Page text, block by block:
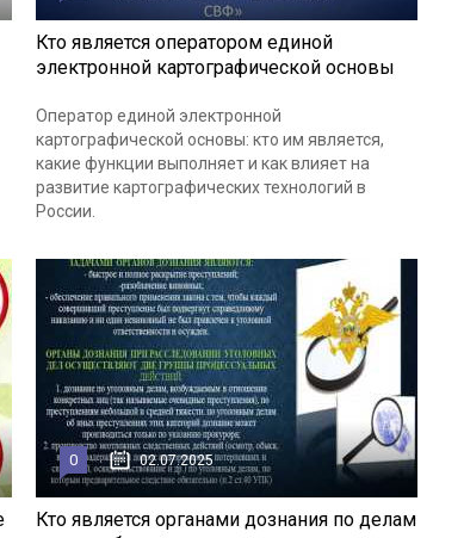
Кто является оператором единой
электронной картографической основы
Оператор единой электронной
картографической основы: кто им является,
какие функции выполняет и как влияет на
развитие картографических технологий в
России.
0 02.07.2025
Кто является органами дознания по делам